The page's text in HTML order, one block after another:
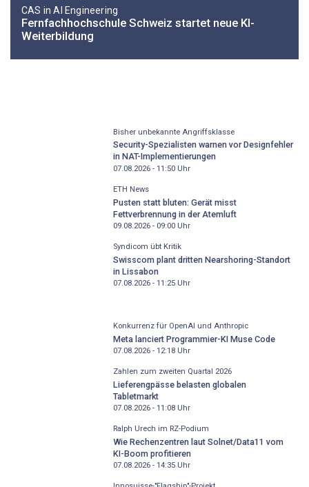
CAS in AI Engineering
Fernfachhochschule Schweiz startet neue KI-
Weiterbildung
Bisher unbekannte Angriffsklasse
Security-Spezialisten warnen vor Designfehler
in NAT-Implementierungen
07.08.2026 - 11:50Uhr
ETH News
Pusten statt bluten: Gerät misst
Fettverbrennung in der Atemluft
09.08.2026 - 09:00Uhr
Syndicom übt Kritik
Swisscom plant dritten Nearshoring-Standort
in Lissabon
07.08.2026 - 11:25Uhr
Konkurrenz für OpenAI und Anthropic
Meta lanciert Programmier-KI Muse Code
07.08.2026 - 12:18Uhr
Zahlen zum zweiten Quartal 2026
Lieferengpässe belasten globalen
Tabletmarkt
07.08.2026 - 11:08Uhr
Ralph Urech im RZ-Podium
Wie Rechenzentren laut Solnet/Data11 vom
KI-Boom profitieren
07.08.2026 - 14:35Uhr